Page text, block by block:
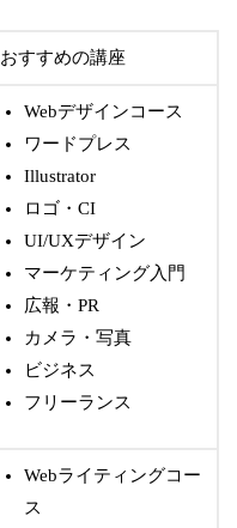
おすすめの講座
Webデザインコース
ワードプレス
Illustrator
ロゴ・CI
UI/UXデザイン
マーケティング入門
広報・PR
カメラ・写真
ビジネス
フリーランス
Webライティングコー
ス